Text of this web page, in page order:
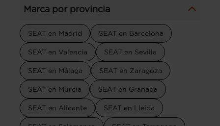
Marca por provincia
SEAT en Madrid SEAT en Barcelona
SEAT en Valencia SEAT en Sevilla
SEAT en Málaga SEAT en Zaragoza
SEAT en Murcia SEAT en Granada
SEAT en Alicante SEAT en Lleida